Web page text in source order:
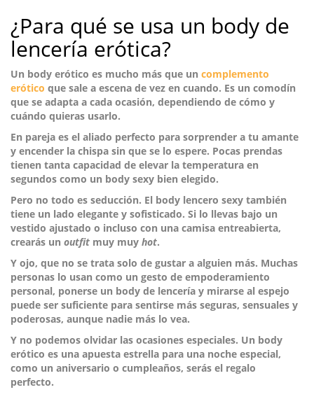
¿Para qué se usa un body de
lencería erótica?
Un body erótico es mucho más que un complemento
erótico que sale a escena de vez en cuando. Es un comodín
que se adapta a cada ocasión, dependiendo de cómo y
cuándo quieras usarlo.
En pareja es el aliado perfecto para sorprender a tu amante
y encender la chispa sin que se lo espere. Pocas prendas
tienen tanta capacidad de elevar la temperatura en
segundos como un body sexy bien elegido.
Pero no todo es seducción. El body lencero sexy también
tiene un lado elegante y sofisticado. Si lo llevas bajo un
vestido ajustado o incluso con una camisa entreabierta,
crearás un outfit muy muy hot.
Y ojo, que no se trata solo de gustar a alguien más. Muchas
personas lo usan como un gesto de empoderamiento
personal, ponerse un body de lencería y mirarse al espejo
puede ser suficiente para sentirse más seguras, sensuales y
poderosas, aunque nadie más lo vea.
Y no podemos olvidar las ocasiones especiales. Un body
erótico es una apuesta estrella para una noche especial,
como un aniversario o cumpleaños, serás el regalo
perfecto.